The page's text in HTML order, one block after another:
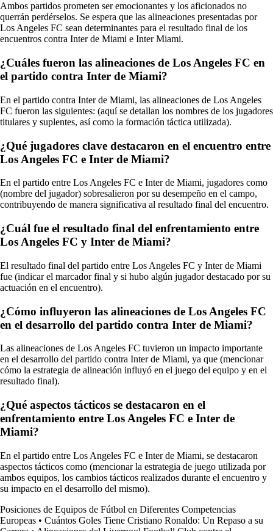
Ambos partidos prometen ser emocionantes y los aficionados no
querrán perdérselos. Se espera que las alineaciones presentadas por
Los Angeles FC sean determinantes para el resultado final de los
encuentros contra Inter de Miami e Inter Miami.
¿Cuáles fueron las alineaciones de Los Angeles FC en
el partido contra Inter de Miami?
En el partido contra Inter de Miami, las alineaciones de Los Angeles
FC fueron las siguientes: (aquí se detallan los nombres de los jugadores
titulares y suplentes, así como la formación táctica utilizada).
¿Qué jugadores clave destacaron en el encuentro entre
Los Angeles FC e Inter de Miami?
En el partido entre Los Angeles FC e Inter de Miami, jugadores como
(nombre del jugador) sobresalieron por su desempeño en el campo,
contribuyendo de manera significativa al resultado final del encuentro.
¿Cuál fue el resultado final del enfrentamiento entre
Los Angeles FC y Inter de Miami?
El resultado final del partido entre Los Angeles FC y Inter de Miami
fue (indicar el marcador final y si hubo algún jugador destacado por su
actuación en el encuentro).
¿Cómo influyeron las alineaciones de Los Angeles FC
en el desarrollo del partido contra Inter de Miami?
Las alineaciones de Los Angeles FC tuvieron un impacto importante
en el desarrollo del partido contra Inter de Miami, ya que (mencionar
cómo la estrategia de alineación influyó en el juego del equipo y en el
resultado final).
¿Qué aspectos tácticos se destacaron en el
enfrentamiento entre Los Angeles FC e Inter de
Miami?
En el partido entre Los Angeles FC e Inter de Miami, se destacaron
aspectos tácticos como (mencionar la estrategia de juego utilizada por
ambos equipos, los cambios tácticos realizados durante el encuentro y
su impacto en el desarrollo del mismo).
Posiciones de Equipos de Fútbol en Diferentes Competencias
Europeas • Cuántos Goles Tiene Cristiano Ronaldo: Un Repaso a su